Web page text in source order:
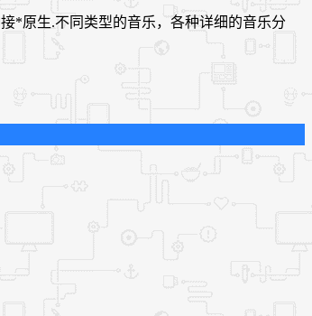
*原生.不同类型的音乐，各种详细的音乐分